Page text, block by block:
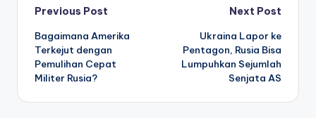
Post
navigation
Previous Post
Bagaimana Amerika
Terkejut dengan
Pemulihan Cepat
Militer Rusia?
Next Post
Ukraina Lapor ke
Pentagon, Rusia Bisa
Lumpuhkan Sejumlah
Senjata AS